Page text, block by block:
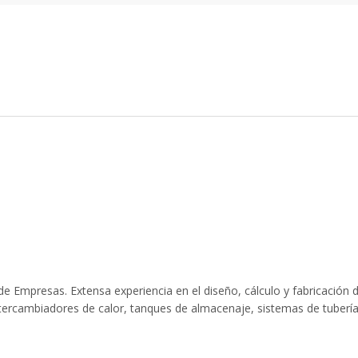
Empresas. Extensa experiencia en el diseño, cálculo y fabricación
de calor, tanques de almacenaje, sistemas de